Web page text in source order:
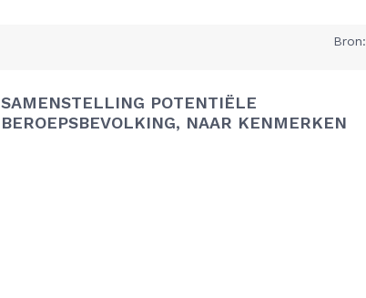
Bron:
SAMENSTELLING POTENTIËLE
BEROEPSBEVOLKING, NAAR KENMERKEN